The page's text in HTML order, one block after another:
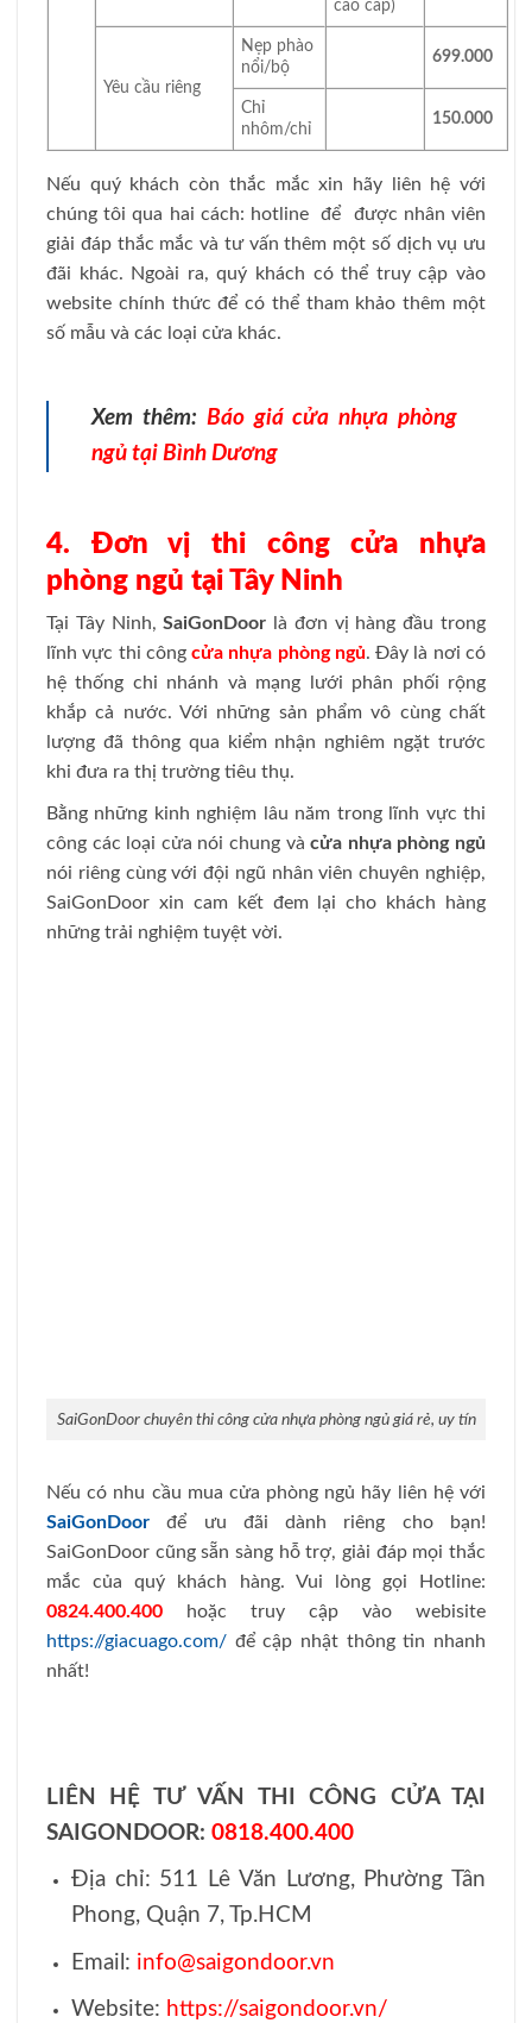
cao cấp)
Yêu cầu riêng
Nẹp phào
nổi/bộ
699.000
Chỉ
nhôm/chỉ
150.000
Nếu quý khách còn thắc mắc xin hãy liên hệ với
chúng tôi qua hai cách: hotline để được nhân viên
giải đáp thắc mắc và tư vấn thêm một số dịch vụ ưu
đãi khác. Ngoài ra, quý khách có thể truy cập vào
website chính thức để có thể tham khảo thêm một
số mẫu và các loại cửa khác.
Xem thêm: Báo giá cửa nhựa phòng
ngủ tại Bình Dương
4. Đơn vị thi công cửa nhựa
phòng ngủ tại Tây Ninh
Tại Tây Ninh,SaiGonDoor là đơn vị hàng đầu trong
lĩnh vực thi côngcửa nhựa phòng ngủ. Đây là nơi có
hệ thống chi nhánh và mạng lưới phân phối rộng
khắp cả nước. Với những sản phẩm vô cùng chất
lượng đã thông qua kiểm nhận nghiêm ngặt trước
khi đưa ra thị trường tiêu thụ.
Bằng những kinh nghiệm lâu năm trong lĩnh vực thi
công các loại cửa nói chung vàcửa nhựa phòng ngủ
nói riêng cùng với đội ngũ nhân viên chuyên nghiệp,
SaiGonDoor xin cam kết đem lại cho khách hàng
những trải nghiệm tuyệt vời.
SaiGonDoor chuyên thi công cửa nhựa phòng ngủ giá rẻ, uy tín
Nếu có nhu cầu mua cửa phòng ngủ hãy liên hệ với
SaiGonDoor để ưu đãi dành riêng cho bạn!
SaiGonDoor cũng sẵn sàng hỗ trợ, giải đáp mọi thắc
mắc của quý khách hàng. Vui lòng gọi Hotline:
0824.400.400 hoặc truy cập vào webisite
https://giacuago.com/ để cập nhật thông tin nhanh
nhất!
LIÊN HỆ TƯ VẤN THI CÔNG CỬA TẠI
SAIGONDOOR: 0818.400.400
Địa chỉ: 511 Lê Văn Lương, Phường Tân
Phong, Quận 7, Tp.HCM
Email: info@saigondoor.vn
Website: https://saigondoor.vn/